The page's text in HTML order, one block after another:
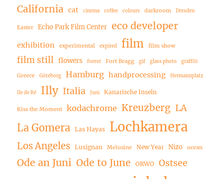
California cat cinema coffee colours darkroom Dresden
Easter Echo Park Film Center eco developer
exhibition experimental expired film film show
film still flowers forest Fort Bragg gif glass photo graffiti
Greece Göteborg Hamburg handprocessing Hermannplatz
Ile de Ré Illy Italia Juni Kanarische Inseln
Kiss the Moment kodachrome Kreuzberg LA
La Gomera Las Hayas Lochkamera
Los Angeles Lusignan Melusine New Year Nizo ocean
Ode an Juni Ode to June ORWO Ostsee